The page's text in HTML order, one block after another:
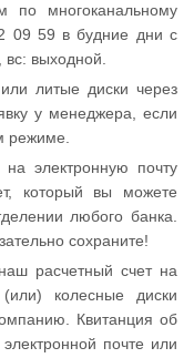
по многоканальному
09 59 в будние дни с
выходной.
литые диски через
у менеджера, если
режиме.
электронную почту
который вы можете
любого банка.
сохраните!
расчетный счет на
колесные диски
Квитанция об
почте или